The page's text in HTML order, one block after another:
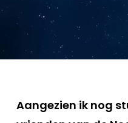
Aangezien ik nog